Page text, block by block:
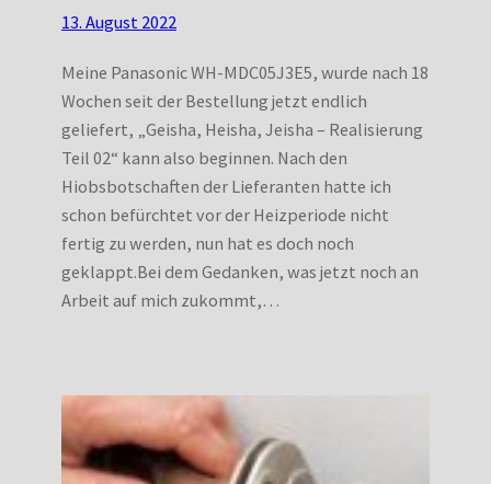
13. August 2022
Meine Panasonic WH-MDC05J3E5, wurde nach 18
Wochen seit der Bestellung jetzt endlich
geliefert, „Geisha, Heisha, Jeisha – Realisierung
Teil 02“ kann also beginnen. Nach den
Hiobsbotschaften der Lieferanten hatte ich
schon befürchtet vor der Heizperiode nicht
fertig zu werden, nun hat es doch noch
geklappt.Bei dem Gedanken, was jetzt noch an
Arbeit auf mich zukommt,…